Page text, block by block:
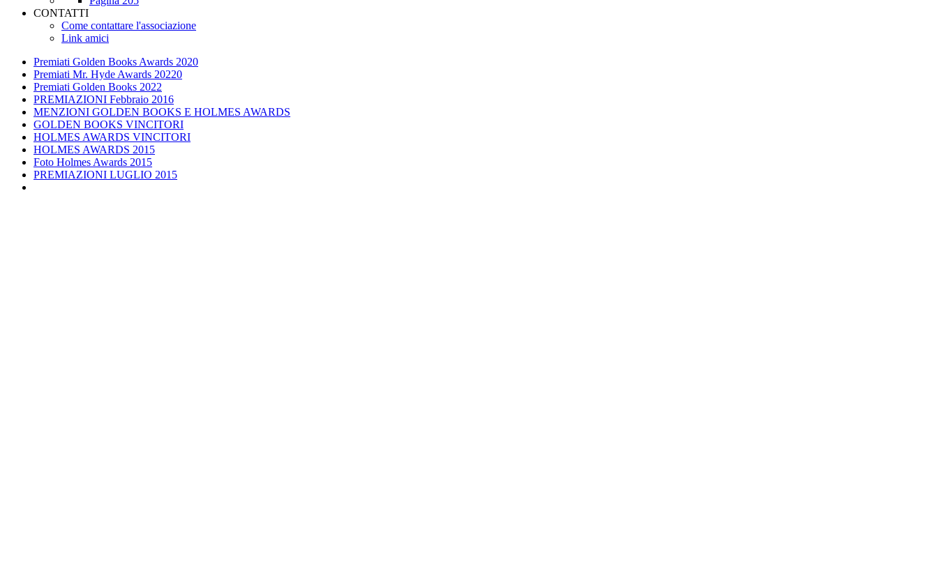
CONTATTI
Come contattare l'associazione
Link amici
Premiati Golden Books Awards 2020
Premiati Mr. Hyde Awards 20220
Premiati Golden Books 2022
PREMIAZIONI Febbraio 2016
MENZIONI GOLDEN BOOKS E HOLMES AWARDS
GOLDEN BOOKS VINCITORI
HOLMES AWARDS VINCITORI
HOLMES AWARDS 2015
Foto Holmes Awards 2015
PREMIAZIONI LUGLIO 2015